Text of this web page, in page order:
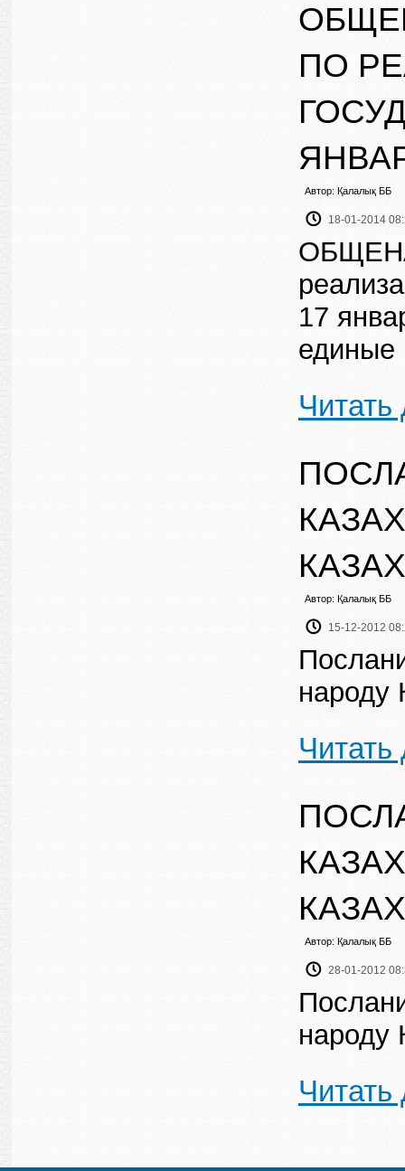
ПО
Автор: Қалалық ББ
18-01-2014
17
единые
Читать
Автор: Қалалық ББ
15-12-2012
народу
Читать
Автор: Қалалық ББ
28-01-2012
народу
Читать